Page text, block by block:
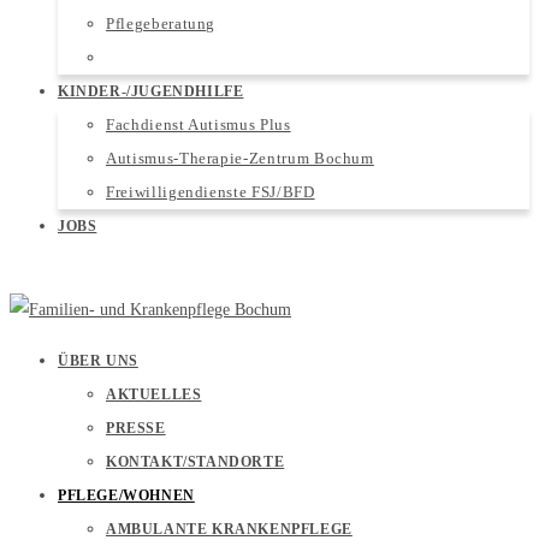
Pflegeberatung
KINDER-/JUGENDHILFE
Fachdienst Autismus Plus
Autismus-Therapie-Zentrum Bochum
Freiwilligendienste FSJ/BFD
JOBS
ÜBER UNS
AKTUELLES
PRESSE
KONTAKT/STANDORTE
PFLEGE/WOHNEN
AMBULANTE KRANKENPFLEGE